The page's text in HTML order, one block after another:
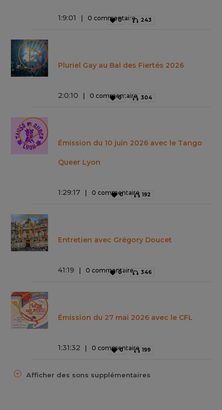
1:9:01 0 commentaire
0 243
Pluriel Gay au Bal des Fiertés 2026
2:0:10 0 commentaire
0 304
Émission du 10 juin 2026 avec le Tango
Queer Lyon
1:29:17 0 commentaire
0 192
Entretien avec Grégory Doucet
41:19 0 commentaire
0 346
Émission du 27 mai 2026 avec le CFL
1:31:32 0 commentaire
0 199
Afficher des sons supplémentaires